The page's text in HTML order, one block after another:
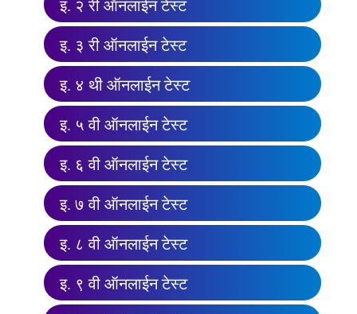
इ. २ री ऑनलाईन टेस्ट
इ. ३ री ऑनलाईन टेस्ट
इ. ४ थी ऑनलाईन टेस्ट
इ. ५ वी ऑनलाईन टेस्ट
इ. ६ वी ऑनलाईन टेस्ट
इ. ७ वी ऑनलाईन टेस्ट
इ. ८ वी ऑनलाईन टेस्ट
इ. ९ वी ऑनलाईन टेस्ट